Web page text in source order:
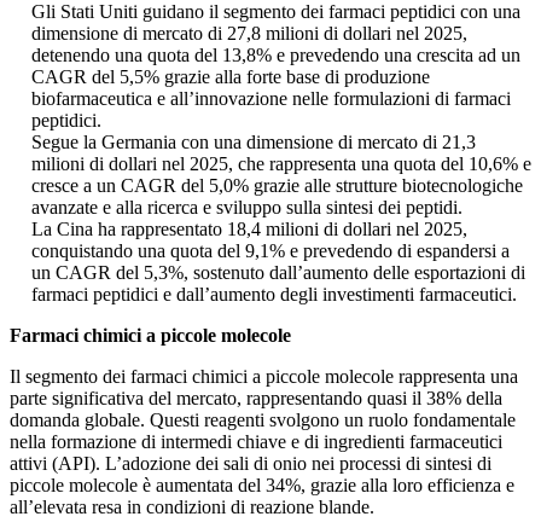
Gli Stati Uniti guidano il segmento dei farmaci peptidici con una
dimensione di mercato di 27,8 milioni di dollari nel 2025,
detenendo una quota del 13,8% e prevedendo una crescita ad un
CAGR del 5,5% grazie alla forte base di produzione
biofarmaceutica e all’innovazione nelle formulazioni di farmaci
peptidici.
Segue la Germania con una dimensione di mercato di 21,3
milioni di dollari nel 2025, che rappresenta una quota del 10,6% e
cresce a un CAGR del 5,0% grazie alle strutture biotecnologiche
avanzate e alla ricerca e sviluppo sulla sintesi dei peptidi.
La Cina ha rappresentato 18,4 milioni di dollari nel 2025,
conquistando una quota del 9,1% e prevedendo di espandersi a
un CAGR del 5,3%, sostenuto dall’aumento delle esportazioni di
farmaci peptidici e dall’aumento degli investimenti farmaceutici.
Farmaci chimici a piccole molecole
Il segmento dei farmaci chimici a piccole molecole rappresenta una
parte significativa del mercato, rappresentando quasi il 38% della
domanda globale. Questi reagenti svolgono un ruolo fondamentale
nella formazione di intermedi chiave e di ingredienti farmaceutici
attivi (API). L’adozione dei sali di onio nei processi di sintesi di
piccole molecole è aumentata del 34%, grazie alla loro efficienza e
all’elevata resa in condizioni di reazione blande.